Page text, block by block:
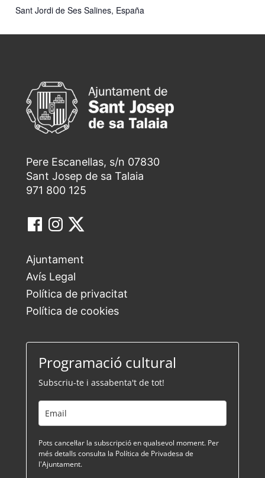
Sant Jordi de Ses Salines, España
Pere Escanellas, s/n 07830
Sant Josep de sa Talaia
971 800 125
Ajuntament
Avís Legal
Política de privacitat
Política de cookies
Programació cultural
Subscriu-te i assabenta't de tot!
Pots cancel·lar la subscripció en qualsevol moment. Per
més detalls consulta la Política de Privadesa de
l'Ajuntament.